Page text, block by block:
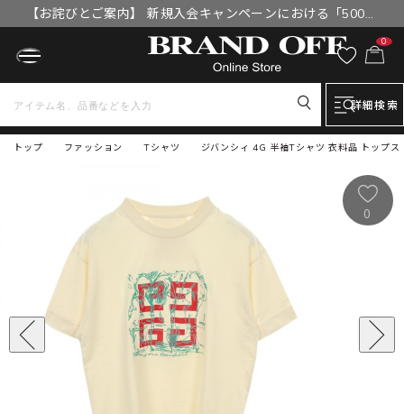
【お詫びとご案内】 新規入会キャンペーンにおける「500円
OFFクーポン」付与漏れと補填について
0
詳細検索
トップ ジバンシィ 4G 半袖Tシャツ 衣料品 トップ
ファッション Tシャツ
0